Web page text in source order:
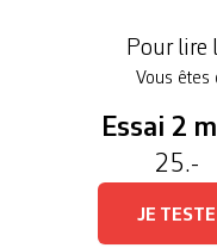
principales
Pour lire
Vous êtes
Essai 2
25.-
JE TESTE